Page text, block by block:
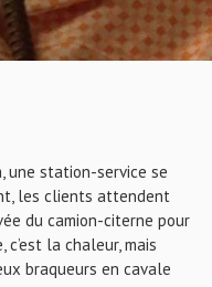
une station-service se
les clients attendent
du camion-citerne pour
la chaleur, mais
braqueurs en cavale